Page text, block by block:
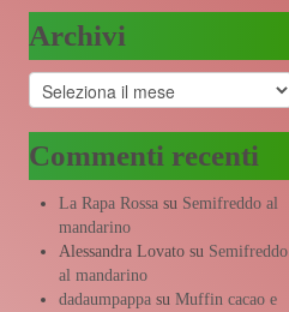
Archivi
Archivi
Commenti recenti
La Rapa Rossasu Semifreddo al
mandarino
Alessandra Lovatosu Semifreddo
al mandarino
dadaumpappasu Muffin cacao e